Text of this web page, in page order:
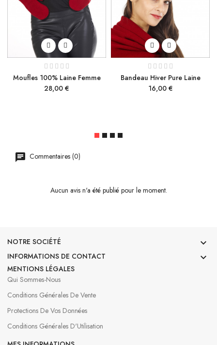
Moufles 100% Laine Femme
Prix
28,00 €
Bandeau Hiver Pure Laine
Prix
16,00 €
Commentaires (0)
Aucun avis n'a été publié pour le moment.
NOTRE SOCIÉTÉ 
INFORMATIONS DE CONTACT 
MENTIONS LÉGALES
Qui Sommes-Nous
Conditions Générales De Vente
Protections De Vos Données
Conditions Générales D'Utilisation